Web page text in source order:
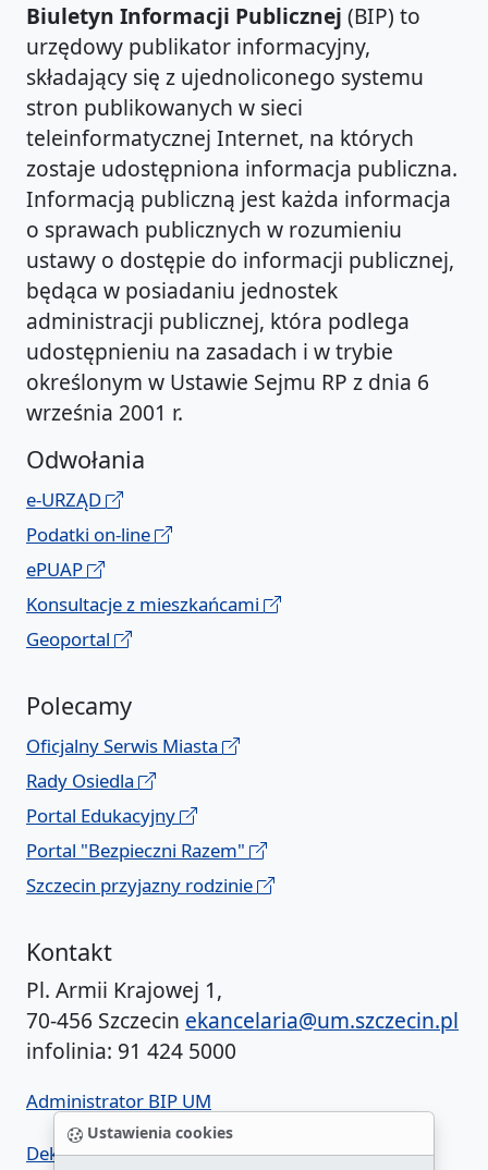
Ustawienia cookies
Biuletyn Informacji Publicznej (BIP) to
urzędowy publikator informacyjny,
składający się z ujednoliconego systemu
stron publikowanych w sieci
teleinformatycznej Internet, na których
zostaje udostępniona informacja publiczna.
Informacją publiczną jest każda informacja
o sprawach publicznych w rozumieniu
ustawy o dostępie do informacji publicznej,
będąca w posiadaniu jednostek
administracji publicznej, która podlega
udostępnieniu na zasadach i w trybie
określonym w Ustawie Sejmu RP z dnia 6
września 2001 r.
Odwołania
e-URZĄD
Podatki on-line
ePUAP
Konsultacje z mieszkańcami
Geoportal
Polecamy
Oficjalny Serwis Miasta
Rady Osiedla
Portal Edukacyjny
Portal "Bezpieczni Razem"
Szczecin przyjazny rodzinie
Kontakt
Pl. Armii Krajowej 1,
70-456 Szczecin ekancelaria@um.szczecin.pl
infolinia: 91 424 5000
Administrator BIP UM
Deklaracja dostępności